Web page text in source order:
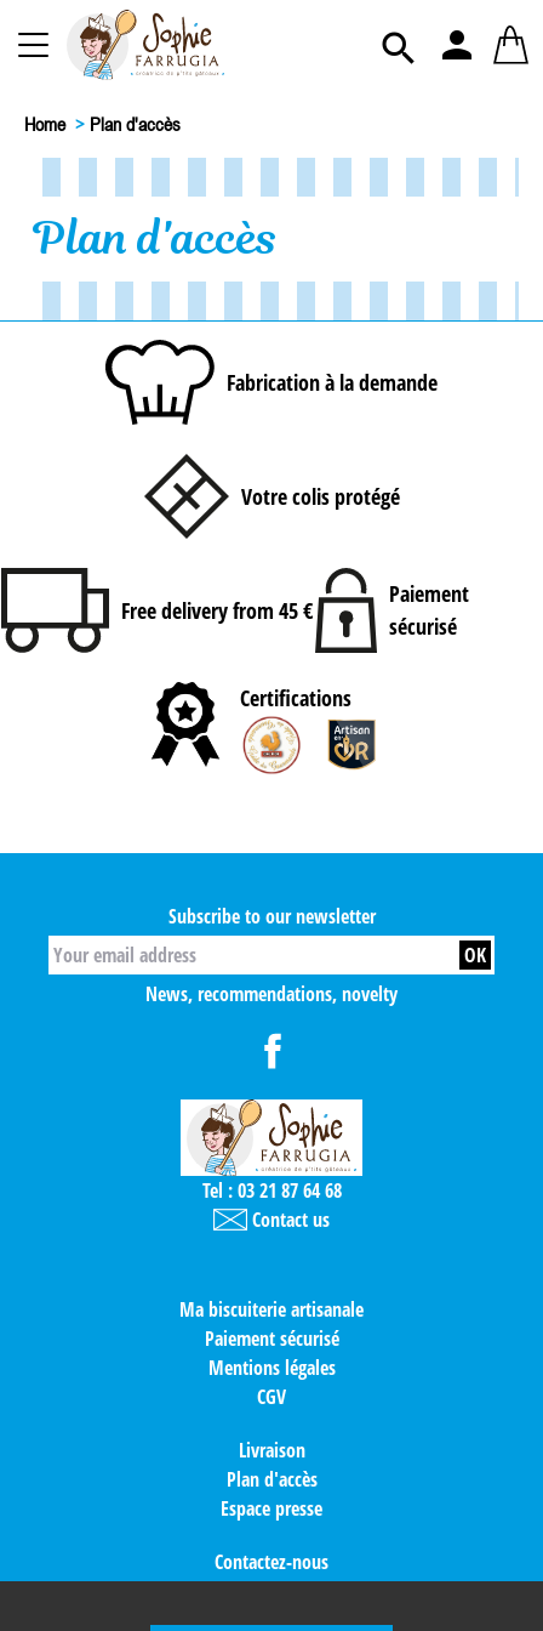
 person
Home > Plan d'accès
Plan d'accès
Fabrication à la demande
Votre colis protégé
Free delivery from 45 €
Paiement
sécurisé
Certifications
Tel : 03 21 87 64 68
Contact us
Ma biscuiterie artisanale
Paiement sécurisé
Mentions légales
CGV
Livraison
Plan d'accès
Espace presse
Contactez-nous
Nos partenaires
Subscribe to our newsletter
News, recommendations, novelty